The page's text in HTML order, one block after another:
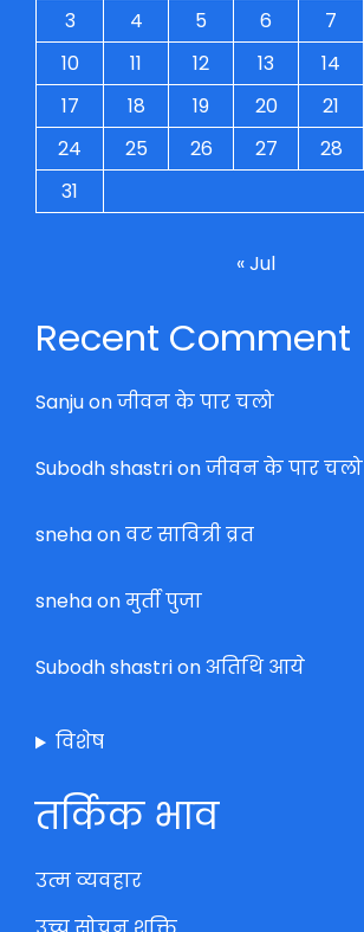
3
4 5 6 7
10
11 12 13 14
17
18 19 20 21
24
25 26 27 28
31
« Jul
Recent Comment
Sanjuonजीवन के पार चलो
Subodh shastrionजीवन के पार चलो
snehaonवट सावित्री व्रत
snehaonमुर्ती पुजा
Subodh shastrionअतिथि आये
विशेष
तर्किक भाव
उत्म व्यवहार